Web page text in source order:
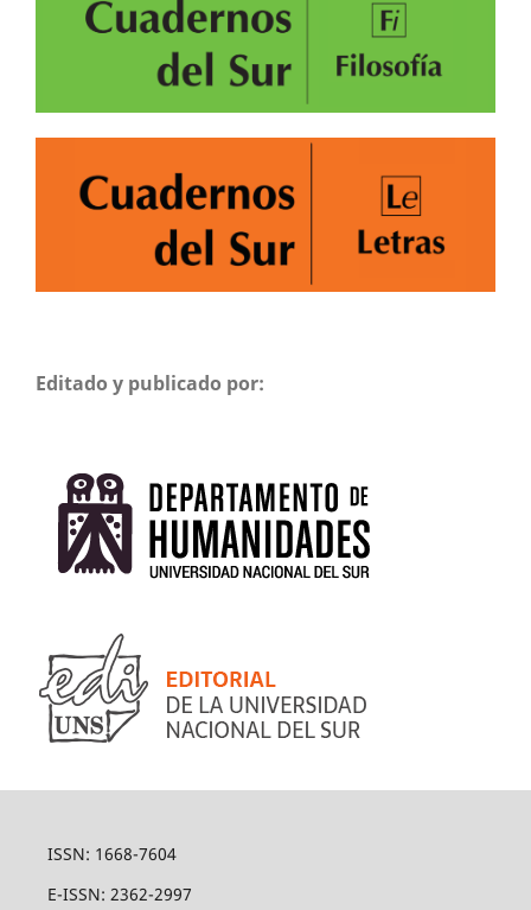
Editado y publicado por:
ISSN: 1668-7604
E-ISSN: 2362-2997